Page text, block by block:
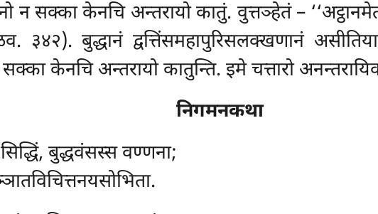
न सक्का केनचि अन्तरायो कातुं. वुत्तञ्हेतं –
३४२). बुद्धानं द्वत्तिंसमहापुरिसलक्खणानं
केनचि अन्तरायो कातुन्ति. इमे चत्तारो
निगमनकथा
बुद्धवंसस्स वण्णना;